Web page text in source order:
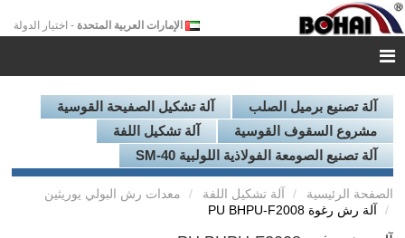
الإمارات العربية المتحدة - اختيار الدولة
آلة تصنيع برميل الصلب
آلة تشكيل الصفيحة القوسية
مشروع السقوف القوسية
آلة تشكيل اللفة
آلة تصنيع الصومعة الفولاذية اللولبية SM-40
الصفحة الرئيسية آلة تشكيل اللفة
معدات رش البولي يوريثين
آلة رش رغوة PU BHPU-F2008